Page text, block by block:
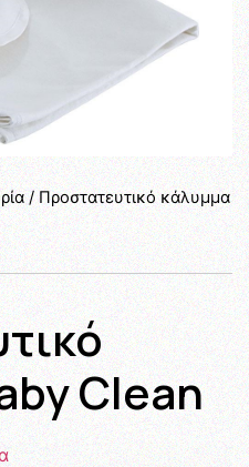
/ Προστατευτικό κάλυμμα
Clean